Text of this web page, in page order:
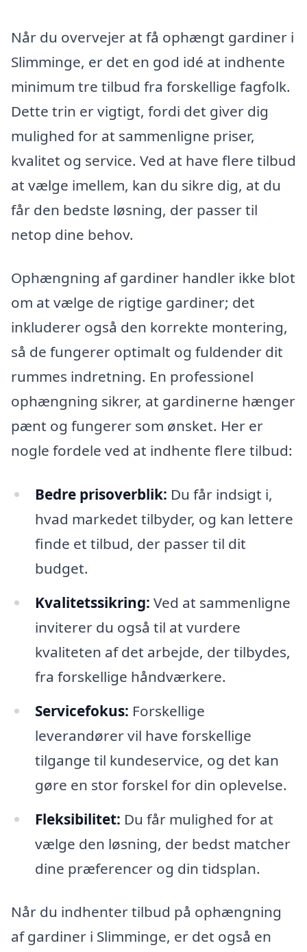
Når du overvejer at få ophængt gardiner i
Slimminge, er det en god idé at indhente
minimum tre tilbud fra forskellige fagfolk.
Dette trin er vigtigt, fordi det giver dig
mulighed for at sammenligne priser,
kvalitet og service. Ved at have flere tilbud
at vælge imellem, kan du sikre dig, at du
får den bedste løsning, der passer til
netop dine behov.
Ophængning af gardiner handler ikke blot
om at vælge de rigtige gardiner; det
inkluderer også den korrekte montering,
så de fungerer optimalt og fuldender dit
rummes indretning. En professionel
ophængning sikrer, at gardinerne hænger
pænt og fungerer som ønsket. Her er
nogle fordele ved at indhente flere tilbud:
Bedre prisoverblik: Du får indsigt i,
hvad markedet tilbyder, og kan lettere
finde et tilbud, der passer til dit
budget.
Kvalitetssikring: Ved at sammenligne
inviterer du også til at vurdere
kvaliteten af det arbejde, der tilbydes,
fra forskellige håndværkere.
Servicefokus: Forskellige
leverandører vil have forskellige
tilgange til kundeservice, og det kan
gøre en stor forskel for din oplevelse.
Fleksibilitet: Du får mulighed for at
vælge den løsning, der bedst matcher
dine præferencer og din tidsplan.
Når du indhenter tilbud på ophængning
af gardiner i Slimminge, er det også en